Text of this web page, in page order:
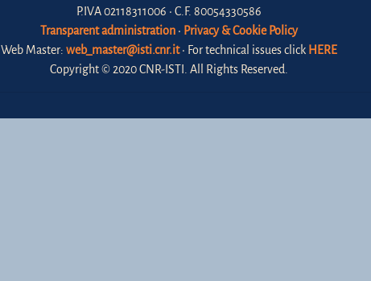
P.IVA 02118311006 • C.F. 80054330586
Transparent administration • Privacy & Cookie Policy
Web Master: web_master@isti.cnr.it• For technical issues click HERE
Copyright © 2020 CNR-ISTI. All Rights Reserved.